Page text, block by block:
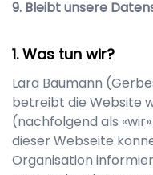
9. Bleibt unsere
Was tun wir?
Lara Baumann (
betreibt die Website
(nachfolgend als
dieser Webseite
Organisation